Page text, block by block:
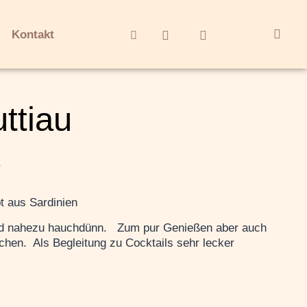
Kontakt
aus Sardinien
nahezu hauchdünn. Zum pur Genießen aber auch
Als Begleitung zu Cocktails sehr lecker